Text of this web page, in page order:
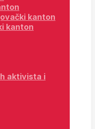
kanton
kanton
aktivista i